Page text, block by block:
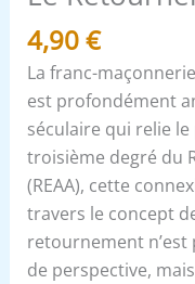
4,90€
La franc-
est profondément
séculaire qui relie le
troisième degré du
(REAA), cette
travers le concept
retournement
de perspective,